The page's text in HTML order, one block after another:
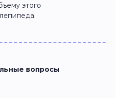
этого
вопросы